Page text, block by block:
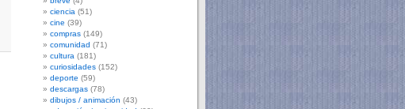
ciencia (51)
cine (39)
compras (149)
comunidad (71)
cultura (181)
curiosidades (152)
deporte (59)
descargas (78)
dibujos / animación (43)